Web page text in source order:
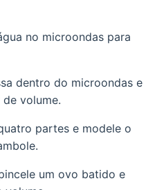
no microondas para
dentro do microondas e
volume.
partes e modele o
um ovo batido e